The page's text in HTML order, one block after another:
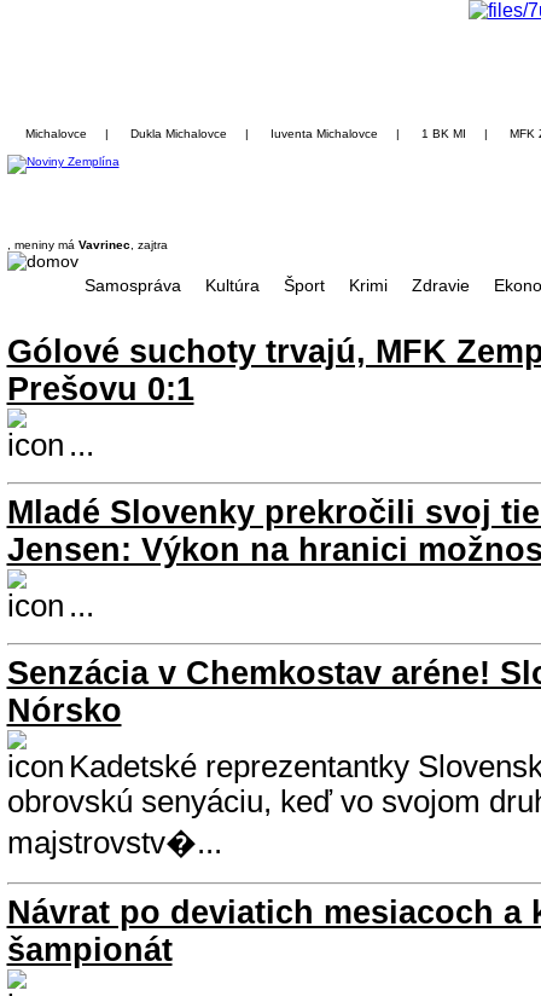
Michalovce | Dukla Michalovce | Iuventa Michalovce | 1 BK MI | MFK
, meniny má Vavrinec , zajtra
Samospráva Kultúra Šport Krimi Zdravie
Gólové suchoty trvajú, MFK
Prešovu 0:1
...
Mladé Slovenky prekročili svoj
Jensen: Výkon na hranici
...
Senzácia v Chemkostav aréne!
Nórsko
Kadetské reprezentantky
obrovskú senyáciu, keď vo svojom
majstrovstv�...
Návrat po deviatich mesiacoch a
šampionát